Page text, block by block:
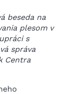
beseda na
plesom v
s
správa
Centra